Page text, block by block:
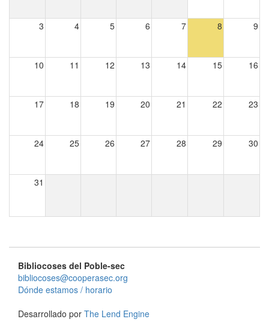
3 4 5 6 7 8 9
10 11 12 13 14 15 16
17 18 19 20 21 22 23
24 25 26 27 28 29 30
31
Bibliocoses del Poble-sec
bibliocoses@cooperasec.org
Dónde estamos / horario
Desarrollado por The Lend Engine